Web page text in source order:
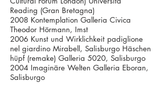
Reading (Gran Bretagna)
2008 Kontemplation Galleria Civica
Theodor Hörmann, Imst
2006 Kunst und Wirklichkeit padiglione
nel giardino Mirabell, Salisburgo Häschen
hüpf (remake) Galleria 5020, Salisburgo
2004 Imaginäre Welten Galleria Eboran,
Salisburgo